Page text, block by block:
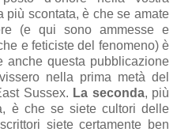
più scontata, è che se amate
(e qui sono ammesse e
e feticiste del fenomeno) è
anche questa pubblicazione
nella prima metà del
Sussex. La seconda, più
è che se siete cultori delle
siete certamente ben